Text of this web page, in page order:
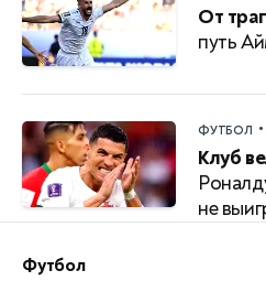
От
путь
ФУТБОЛ •
Клуб
не
Футбол